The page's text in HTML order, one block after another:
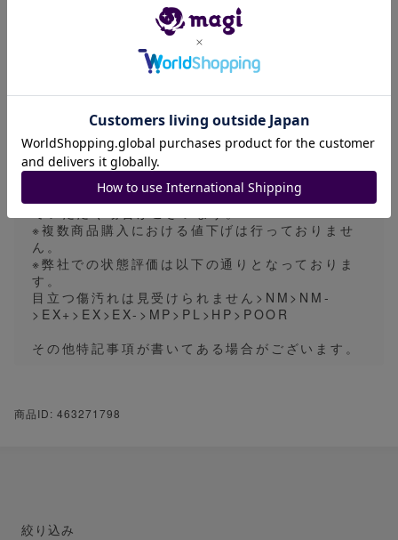
※発送方法はゆうパケット、ゆうパック、一般書
留、ネコポス、宅急便のいずれかで行います。基
本的に発送方法の指定は対応しておりません。
発送目安は5〜7日になっておりますが、業務の都
合上、発送目安より早く発送させていただく場合
がございます。
全ての発送方法において、折れ・傷対策、防水を
行っております。
※原則お値下げは行っておりません。また、商品
価格について相場状況に応じて、予告無く値上げ
を行う場合がございます。
※複数商品をご購入いただいた際、同梱発送させ
※複数商品購入における値下げは行っておりませ
ん。
※弊社での状態評価は以下の通りとなっておりま
す。
目立つ傷汚れは見受けられません>NM>NM-
>EX+>EX>EX->MP>PL>HP>POOR
その他特記事項が書いてある場合がございます。
商品ID: 463271798
絞り込み